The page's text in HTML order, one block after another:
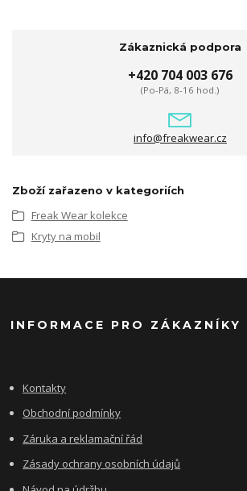
Zákaznická podpora
+420 704 003 676
(Po-Pá, 8-16 hod.)
info@freakwear.cz
Zboží zařazeno v kategoriích
Freak Wear kolekce
Kryty na mobil
INFORMACE PRO ZÁKAZNÍKY
Kontakty
Obchodní podmínky
Záruka a reklamační řád
Zásady ochrany osobních údajů